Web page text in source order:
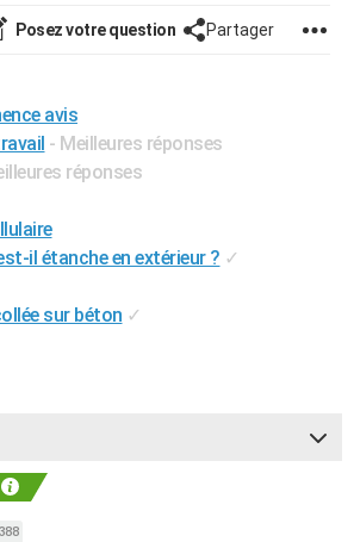
Posez votre question Partager
avis
- Meilleures réponses
réponses
il étanche en extérieur ? ✓
sur béton ✓
388